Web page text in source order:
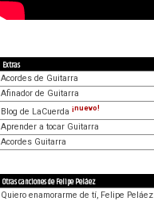
Extras
Acordes de Guitarra
Afinador de Guitarra
Blog de LaCuerda ¡nuevo!
Aprender a tocar Guitarra
Acordes Guitarra
Otras canciones de Felipe Peláez
Quiero enamorarme de tí, Felipe Peláez